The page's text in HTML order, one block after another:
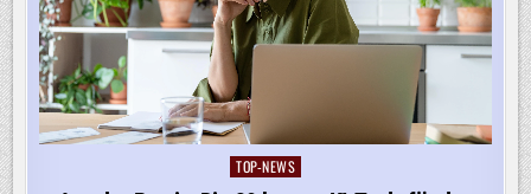
Posted
in
TOP-NEWS